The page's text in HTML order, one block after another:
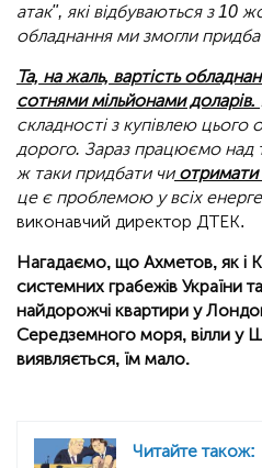
атак", які відбуваються з 10
обладнання ми змогли
Та, на жаль, вартість
сотнями мільйонами доларів.
складності з купівлею
дорого. Зараз працюємо над
ж таки придбати чиотримати
це є проблемою у всіх
виконавчий директор ДТЕК.
Нагадаємо, що Ахметов, як і
системних грабежів України
найдорожчі квартири у
Середземного моря, вілли у
виявляється, їм мало.
Читайте також: